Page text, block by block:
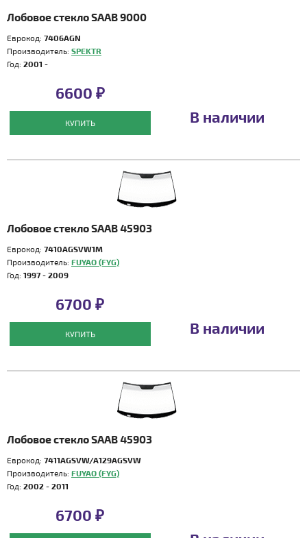
Лобовое стекло SAAB 9000
Еврокод: 7406AGN
Производитель: SPEKTR
Год: 2001 -
6600 ₽
КУПИТЬ В наличии
Лобовое стекло SAAB 45903
Еврокод: 7410AGSVW1M
Производитель: FUYAO (FYG)
Год: 1997 - 2009
6700 ₽
КУПИТЬ В наличии
Лобовое стекло SAAB 45903
Еврокод: 7411AGSVW/A129AGSVW
Производитель: FUYAO (FYG)
Год: 2002 - 2011
6700 ₽